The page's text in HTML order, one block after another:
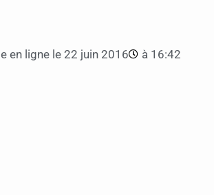
en ligne le 22 juin 2016 à 16:42